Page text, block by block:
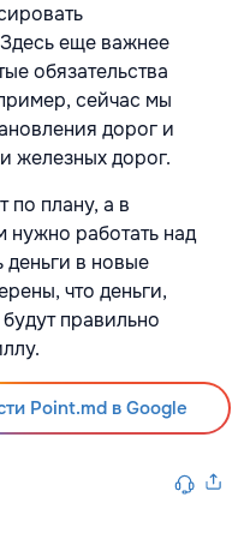
еще важнее
обязательства
сейчас мы
дорог и
железных дорог.
по плану, а в
нужно работать над
деньги в новые
что деньги,
правильно
Point.md в Google